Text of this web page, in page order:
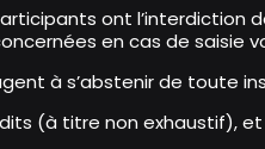
ont l’interdiction
en cas de saisie
à s’abstenir de toute
(à titre non exhaustif),